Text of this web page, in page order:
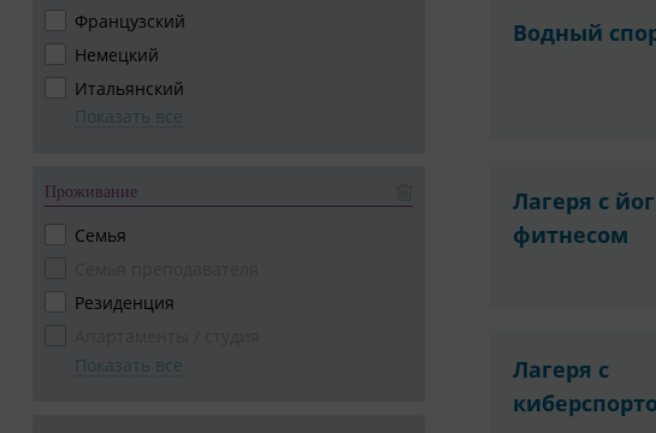
Водный
Лагеря с
фитнесом
Лагеря с
Французский
Немецкий
Итальянский
Показать все
Проживание
Семья
Резиденция
Показать все